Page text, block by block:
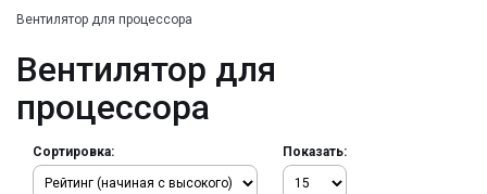
Вентилятор для процессора
Вентилятор для
процессора
Сортировка: Показать: